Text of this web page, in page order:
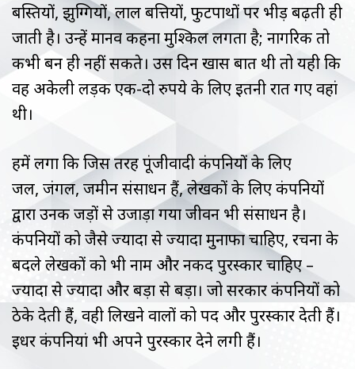
बस्तियों, झुग्गियों, लाल बत्तियों, फुटपाथों पर भीड़ बढ़ती ही
जाती है। उन्हें मानव कहना मुश्किल लगता है; नागरिक तो
कभी बन ही नहीं सकते। उस दिन खास बात थी तो यही कि
वह अकेली लड़की एक-दो रुपये के लिए इतनी रात गए वहां
थी।
हमें लगा कि जिस तरह पूंजीवादी कंपनियों के लिए
जल, जंगल, जमीन संसाधन हैं, लेखकों के लिए कंपनियों
द्वारा उनकी जड़ों से उजाड़ा गया जीवन भी संसाधन है।
कंपनियों को जैसे ज्यादा से ज्यादा मुनाफा चाहिए, रचना के
बदले लेखकों को भी नाम और नकद पुरस्कार चाहिए –
ज्यादा से ज्यादा और बड़ा से बड़ा। जो सरकार कंपनियों को
ठेके देती हैं, वही लिखने वालों को पद और पुरस्कार देती हैं।
इधर कंपनियां भी अपने पुरस्कार देने लगी हैं।